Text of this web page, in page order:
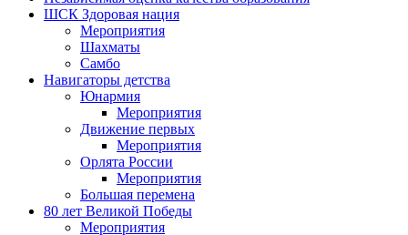
ШСК Здоровая нация
Мероприятия
Шахматы
Самбо
Навигаторы детства
Юнармия
Мероприятия
Движение первых
Мероприятия
Орлята России
Мероприятия
Большая перемена
80 лет Великой Победы
Мероприятия